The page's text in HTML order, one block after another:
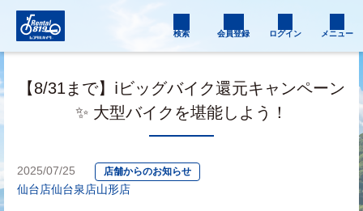
検索 会員登録 ログイン メニュー
【8/31まで】ℹ️ビッグバイク還元キャンペーン
✨ 大型バイクを堪能しよう！
2025/07/25 店舗からのお知らせ
仙台店仙台泉店山形店